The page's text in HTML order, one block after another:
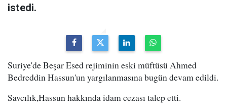
istedi.
Suriye'de Beşar Esed rejiminin eski müftüsü Ahmed
Bedreddin Hassun'un yargılanmasına bugün devam edildi.
Savcılık,Hassun hakkında idam cezası talep etti.